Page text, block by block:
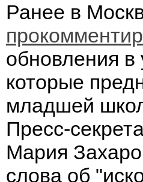
Ранее в
обновления в
которые
младшей
Пресс-
Мария
слова об